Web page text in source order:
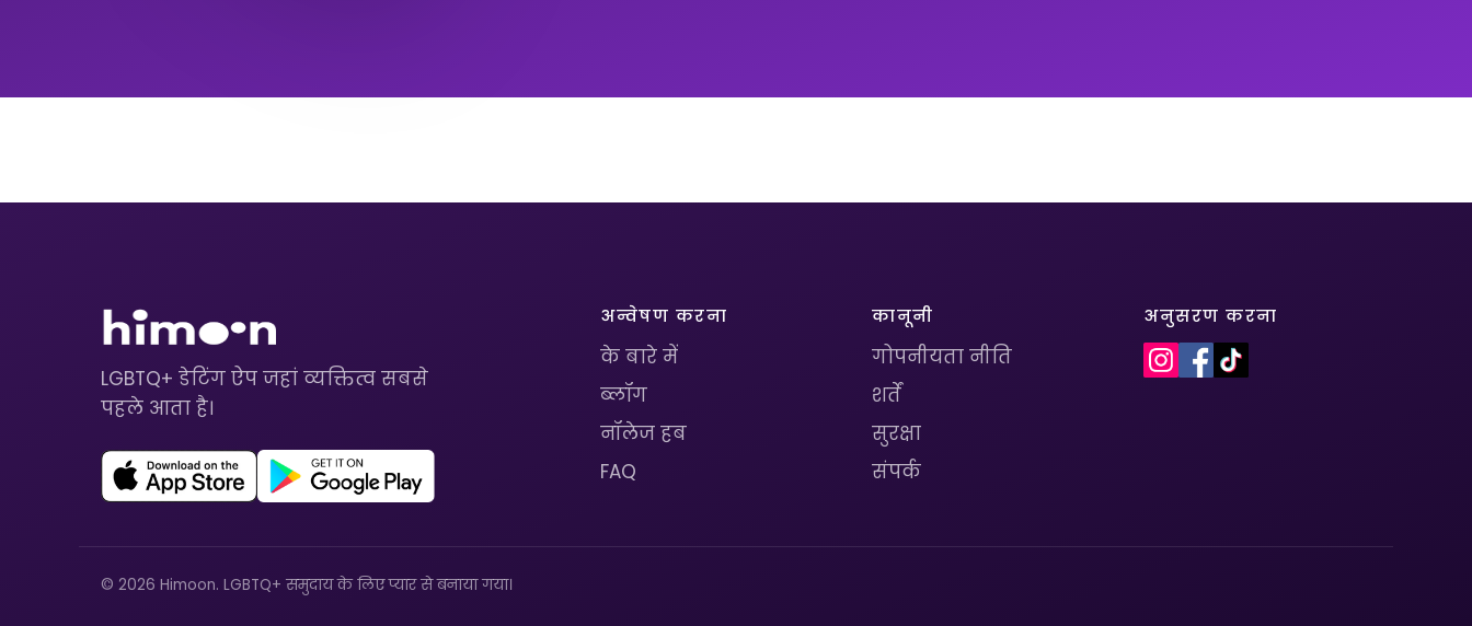
LGBTQ+ डेटिंग ऐप जहां व्यक्तित्व सबसे
पहले आता है।
अन्वेषण करना
के बारे में
ब्लॉग
नॉलेज हब
FAQ
कानूनी
गोपनीयता नीति
शर्तें
सुरक्षा
संपर्क
अनुसरण करना
© 2026 Himoon. LGBTQ+ समुदाय के लिए प्यार से बनाया गया।